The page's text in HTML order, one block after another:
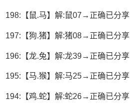
198:【鼠.马】解:鼠07→正确已分享
197:【狗.猪】解:猪08→正确已分享
196:【龙.兔】解:龙39→正确已分享
195:【马.猴】解:马25→正确已分享
194:【鸡.蛇】解:蛇26→正确已分享